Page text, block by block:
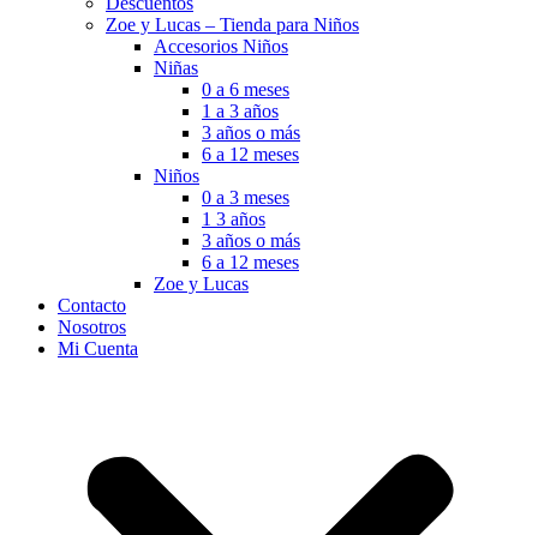
Zoe y Lucas – Tienda para Niños
Accesorios Niños
Niñas
0 a 6 meses
1 a 3 años
3 años o más
6 a 12 meses
Niños
0 a 3 meses
1 3 años
3 años o más
6 a 12 meses
Zoe y Lucas
Contacto
Nosotros
Mi Cuenta